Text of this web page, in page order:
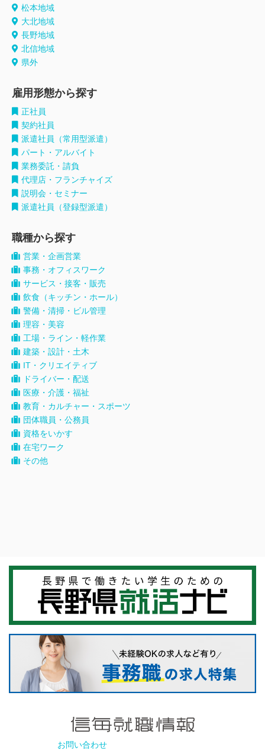
松本地域
大北地域
長野地域
北信地域
県外
雇用形態から探す
正社員
契約社員
派遣社員（常用型派遣）
パート・アルバイト
業務委託・請負
代理店・フランチャイズ
説明会・セミナー
派遣社員（登録型派遣）
職種から探す
営業・企画営業
事務・オフィスワーク
サービス・接客・販売
飲食（キッチン・ホール）
警備・清掃・ビル管理
理容・美容
工場・ライン・軽作業
建築・設計・土木
IT・クリエイティブ
ドライバー・配送
医療・介護・福祉
教育・カルチャー・スポーツ
団体職員・公務員
資格をいかす
在宅ワーク
その他
お問い合わせ